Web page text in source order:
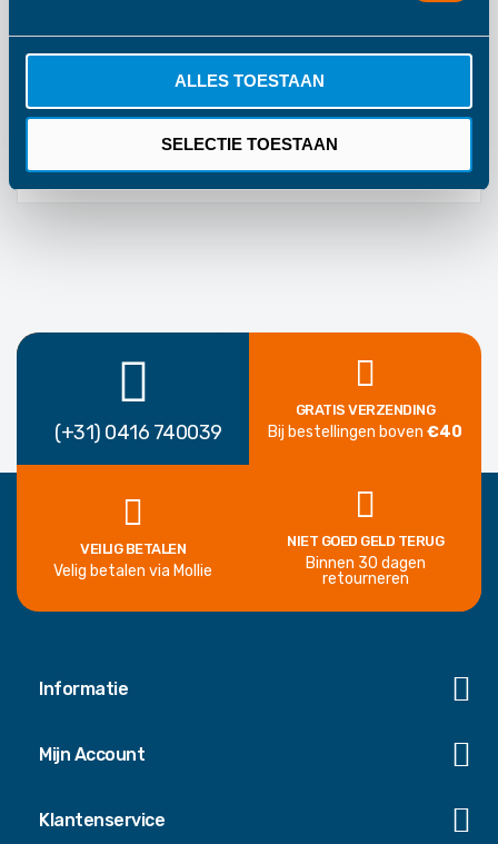
ALLES TOESTAAN
SELECTIE TOESTAAN
Groen
1 jaar fabrieksgarantie
(+31) 0416 740039
GRATIS VERZENDING
Bij bestellingen boven €40
VEILIG BETALEN
Velig betalen via Mollie
NIET GOED GELD TERUG
Binnen 30 dagen
retourneren
Informatie
Mijn Account
Klantenservice